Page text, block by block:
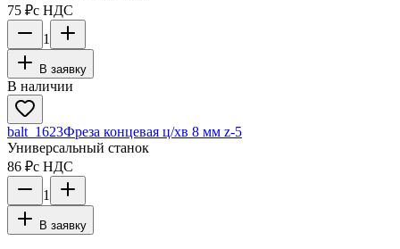
75 ₽с НДС
1
В заявку
В наличии
balt_1623Фреза концевая ц/хв 8 мм z-5
Универсальный станок
86 ₽с НДС
1
В заявку